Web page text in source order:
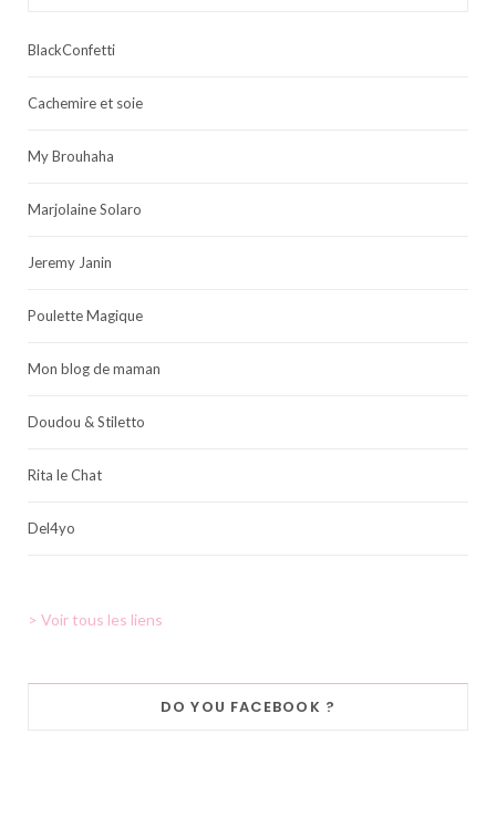
BlackConfetti
Cachemire et soie
My Brouhaha
Marjolaine Solaro
Jeremy Janin
Poulette Magique
Mon blog de maman
Doudou & Stiletto
Rita le Chat
Del4yo
> Voir tous les liens
DO YOU FACEBOOK ?